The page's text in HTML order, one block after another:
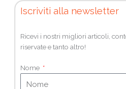
Iscriviti alla newsletter
Ricevi i nostri migliori articoli,
riservate e tanto altro!
Nome